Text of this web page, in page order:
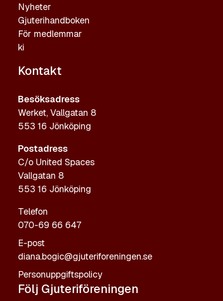
Nyheter
Gjuterihandboken
För medlemmar
ki
Kontakt
Besöksadress
Werket, Vallgatan 8
553 16 Jönköping
Postadress
C/o United Spaces
Vallgatan 8
553 16 Jönköping
Telefon
070-69 66 647
E-post
diana.bogic@gjuteriforeningen.se
Personuppgiftspolicy
Följ Gjuteriföreningen